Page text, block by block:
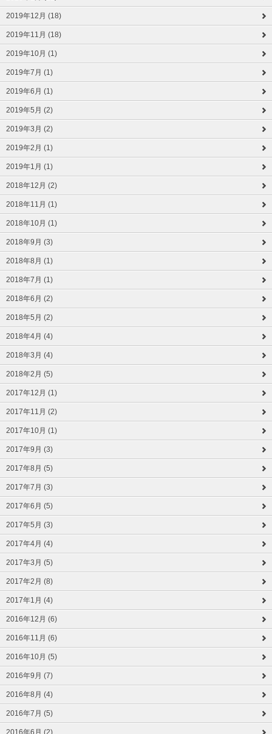
2019年12月 (18)
2019年11月 (18)
2019年10月 (1)
2019年7月 (1)
2019年6月 (1)
2019年5月 (2)
2019年3月 (2)
2019年2月 (1)
2019年1月 (1)
2018年12月 (2)
2018年11月 (1)
2018年10月 (1)
2018年9月 (3)
2018年8月 (1)
2018年7月 (1)
2018年6月 (2)
2018年5月 (2)
2018年4月 (4)
2018年3月 (4)
2018年2月 (5)
2017年12月 (1)
2017年11月 (2)
2017年10月 (1)
2017年9月 (3)
2017年8月 (5)
2017年7月 (3)
2017年6月 (5)
2017年5月 (3)
2017年4月 (4)
2017年3月 (5)
2017年2月 (8)
2017年1月 (4)
2016年12月 (6)
2016年11月 (6)
2016年10月 (5)
2016年9月 (7)
2016年8月 (4)
2016年7月 (5)
2016年6月 (2)